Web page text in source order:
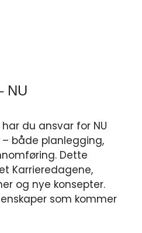
NU
du ansvar for NU
både planlegging,
Dette
Karrieredagene,
og nye konsepter.
som kommer